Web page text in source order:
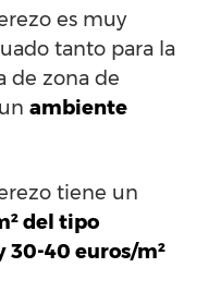
es muy
tanto para la
de zona de
ambiente
tiene un
del tipo
30-40 euros/m²